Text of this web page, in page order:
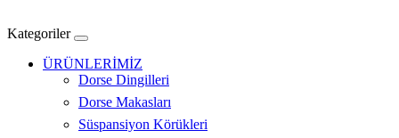
Kategoriler
ÜRÜNLERİMİZ
Dorse Dingilleri
Dorse Makasları
Süspansiyon Körükleri